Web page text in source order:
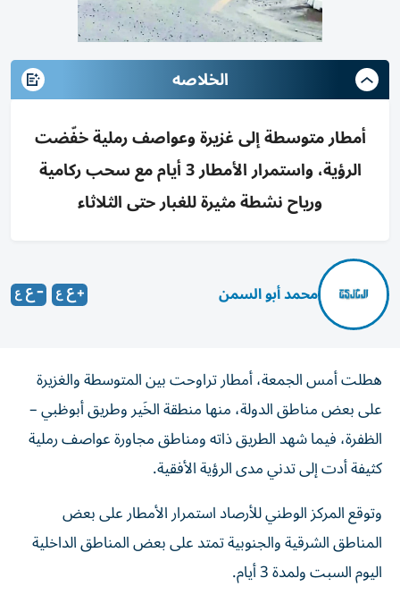
الخلاصه
أمطار متوسطة إلى غزيرة وعواصف رملية خفّضت
الرؤية، واستمرار الأمطار 3 أيام مع سحب ركامية
ورياح نشطة مثيرة للغبار حتى الثلاثاء
محمد أبو السمن
هطلت أمس الجمعة، أمطار تراوحت بين المتوسطة والغزيرة
على بعض مناطق الدولة، منها منطقة الخَير وطريق أبوظبي –
الظفرة، فيما شهد الطريق ذاته ومناطق مجاورة عواصف رملية
كثيفة أدت إلى تدني مدى الرؤية الأفقية.
وتوقع المركز الوطني للأرصاد استمرار الأمطار على بعض
المناطق الشرقية والجنوبية تمتد على بعض المناطق الداخلية
اليوم السبت ولمدة 3 أيام.